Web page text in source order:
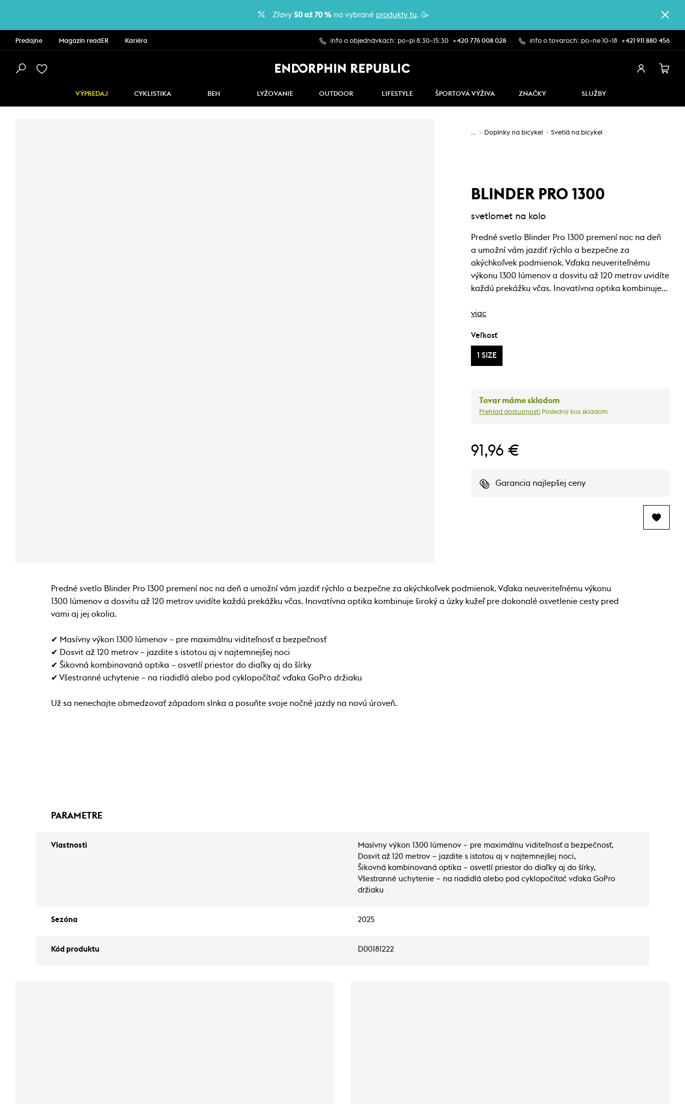
Zľavy 50 až 70 % na vybrané produkty tu. 🥳
Predajne Magazín readER Kariéra info o objednávkach: po–pi 8:30–15:30 +420 776 008 028 info o tovaroch: po–ne 10–18 +421 911 880 456
VÝPREDAJ CYKLISTIKA BEH LYŽOVANIE OUTDOOR LIFESTYLE ŠPORTOVÁ VÝŽIVA ZNAČKY SLUŽBY
… Doplnky na bicykel Svetlá na bicykel
BLINDER PRO 1300
svetlomet na kolo
Predné svetlo Blinder Pro 1300 premení noc na deň
a umožní vám jazdiť rýchlo a bezpečne za
akýchkoľvek podmienok. Vďaka neuveriteľnému
výkonu 1300 lúmenov a dosvitu až 120 metrov uvidíte
každú prekážku včas. Inovatívna optika kombinuje…
viac
Veľkosť
1 SIZE
Tovar máme skladom
Prehlaď dostupnosti Posledný kus skladom
91,96 €
Garancia najlepšej ceny
Predné svetlo Blinder Pro 1300 premení noc na deň a umožní vám jazdiť rýchlo a bezpečne za akýchkoľvek podmienok. Vďaka neuveriteľnému výkonu
1300 lúmenov a dosvitu až 120 metrov uvidíte každú prekážku včas. Inovatívna optika kombinuje široký a úzky kužeľ pre dokonalé osvetlenie cesty pred
vami aj jej okolia.
✔ Masívny výkon 1300 lúmenov – pre maximálnu viditeľnosť a bezpečnosť
✔ Dosvit až 120 metrov – jazdite s istotou aj v najtemnejšej noci
✔ Šikovná kombinovaná optika – osvetlí priestor do diaľky aj do šírky
✔ Všestranné uchytenie – na riadidlá alebo pod cyklopočítač vďaka GoPro držiaku
Už sa nenechajte obmedzovať západom slnka a posuňte svoje nočné jazdy na novú úroveň.
PARAMETRE
Vlastnosti
Masívny výkon 1300 lúmenov – pre maximálnu viditeľnosť a bezpečnosť,
Dosvit až 120 metrov – jazdite s istotou aj v najtemnejšej noci,
Šikovná kombinovaná optika – osvetlí priestor do diaľky aj do šírky,
Všestranné uchytenie – na riadidlá alebo pod cyklopočítač vďaka GoPro
držiaku
Sezóna 2025
Kód produktu D00181222